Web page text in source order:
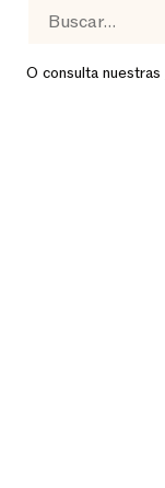
O consulta nuestras